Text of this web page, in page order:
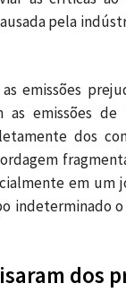
pela
emissões
as emissões
dos
em um
indeterminado
dos